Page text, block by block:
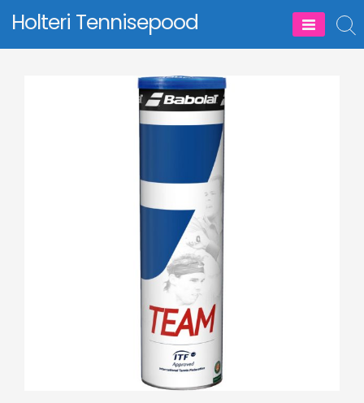
Holteri Tennisepood